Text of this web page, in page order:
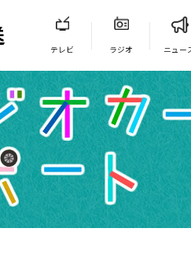
テレビ ラジオ ニュー